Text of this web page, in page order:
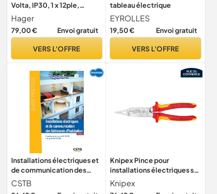
Volta, IP30, 1 x 12ple,
Din43870
Hager
79,00 € Envoi gratuit
VERS L'OFFRE
tableau électrique
EYROLLES
19,50 € Envoi gratuit
VERS L'OFFRE
Installations électriques et
de communication des
bâtiments d'habitation: En
application de la norme NF
CSTB
Knipex Pince pour
installations électriques sur
carte LS chromée isolées
par gaines bi-matière,
Knipex